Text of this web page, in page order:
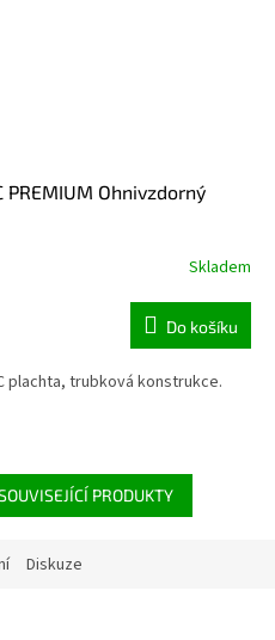
Ohnivzdorný
Skladem
Do košíku
plachta, trubková konstrukce.
PRODUKTY
Diskuze